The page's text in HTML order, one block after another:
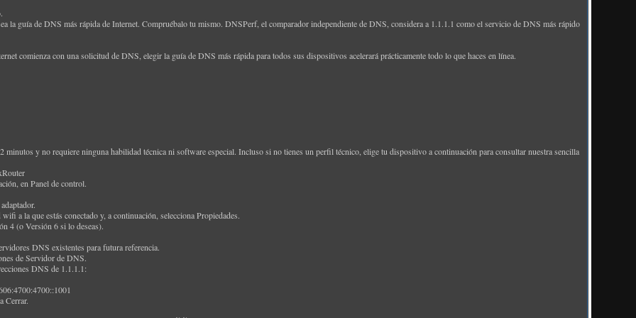
la guía de DNS más rápida de Internet. Compruébalo tu mismo. DNSPerf, el comparador independiente de DNS, considera a 1.1.1.1 como el servicio de DNS más rápido
comienza con una solicitud de DNS, elegir la guía de DNS más rápida para todos sus dispositivos acelerará prácticamente todo lo que haces en línea.
minutos y no requiere ninguna habilidad técnica ni software especial. Incluso si no tienes un perfil técnico, elige tu dispositivo a continuación para consultar nuestra sencilla
en Panel de control.
a la que estás conectado y, a continuación, selecciona Propiedades.
4 (o Versión 6 si lo deseas).
DNS existentes para futura referencia.
de Servidor de DNS.
DNS de 1.1.1.1:
Cerrar.